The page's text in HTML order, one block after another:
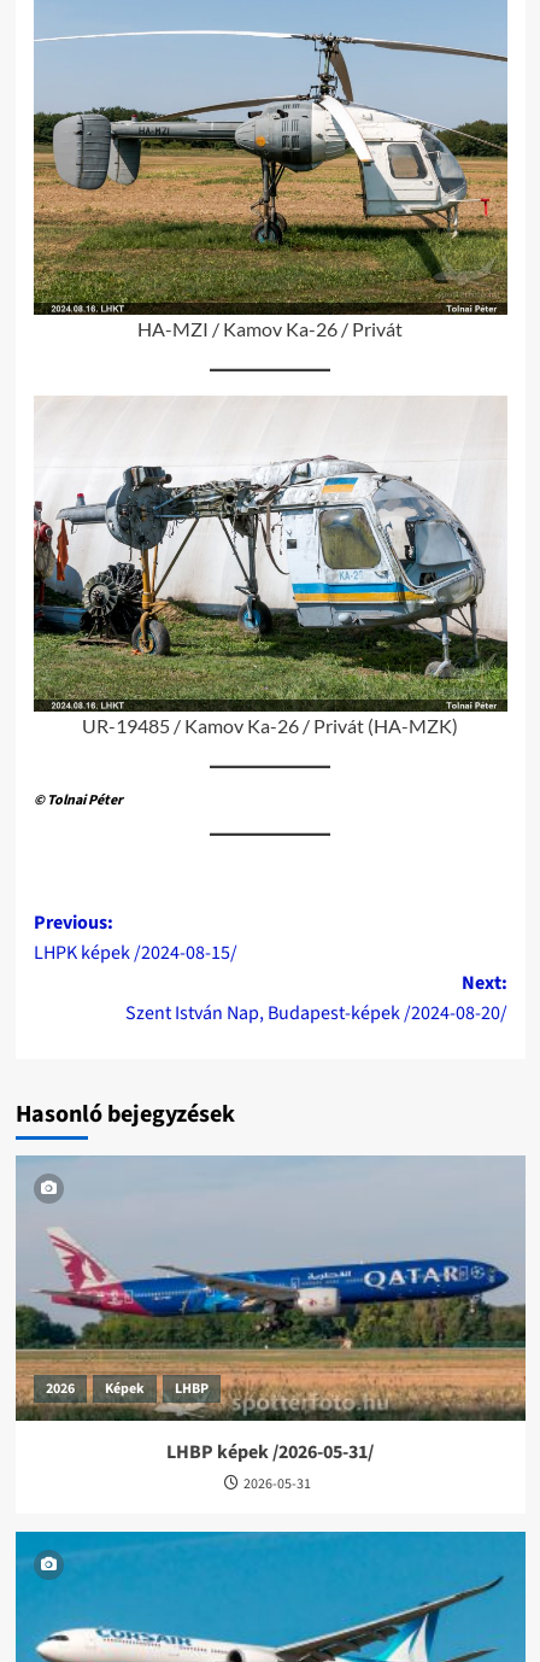
HA-MZI / Kamov Ka-26 / Privát
UR-19485 / Kamov Ka-26 / Privát (HA-MZK)
© Tolnai Péter
Post
navigation
Previous:
LHPK képek /2024-08-15/
Next:
Szent István Nap, Budapest-képek /2024-08-20/
Hasonló bejegyzések
2026 Képek LHBP
LHBP képek /2026-05-31/
2026-05-31